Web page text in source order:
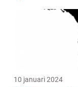
10 januari 2024